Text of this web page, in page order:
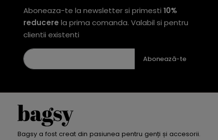
Aboneaza-te la newsletter si primesti 10%
reducere la prima comanda. Valabil si pentru
clientii existenti
Abonează-te
Bagsy a fost creat din pasiunea pentru genți și accesorii.